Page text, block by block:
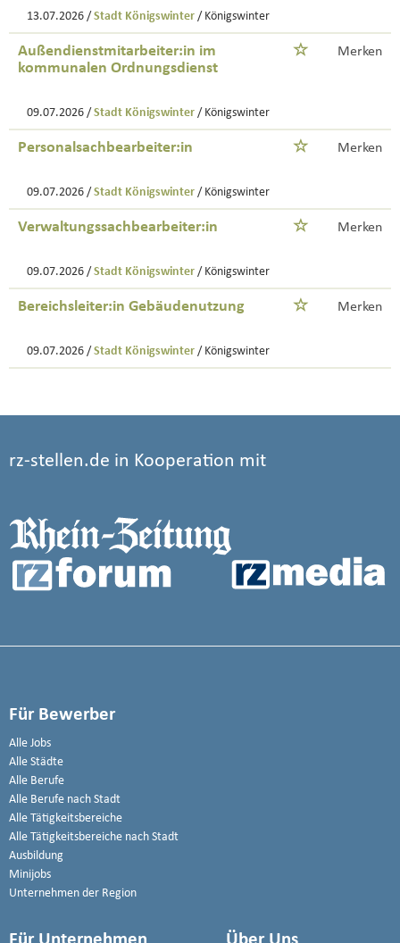
13.07.2026 / Stadt Königswinter / Königswinter
Außendienstmitarbeiter:in im
kommunalen Ordnungsdienst
Merken
09.07.2026 / Stadt Königswinter / Königswinter
Personalsachbearbeiter:in Merken
09.07.2026 / Stadt Königswinter / Königswinter
Verwaltungssachbearbeiter:in Merken
09.07.2026 / Stadt Königswinter / Königswinter
Bereichsleiter:in Gebäudenutzung Merken
09.07.2026 / Stadt Königswinter / Königswinter
rz-stellen.de in Kooperation mit
Für Bewerber
Alle Jobs
Alle Städte
Alle Berufe
Alle Berufe nach Stadt
Alle Tätigkeitsbereiche
Alle Tätigkeitsbereiche nach Stadt
Ausbildung
Minijobs
Unternehmen der Region